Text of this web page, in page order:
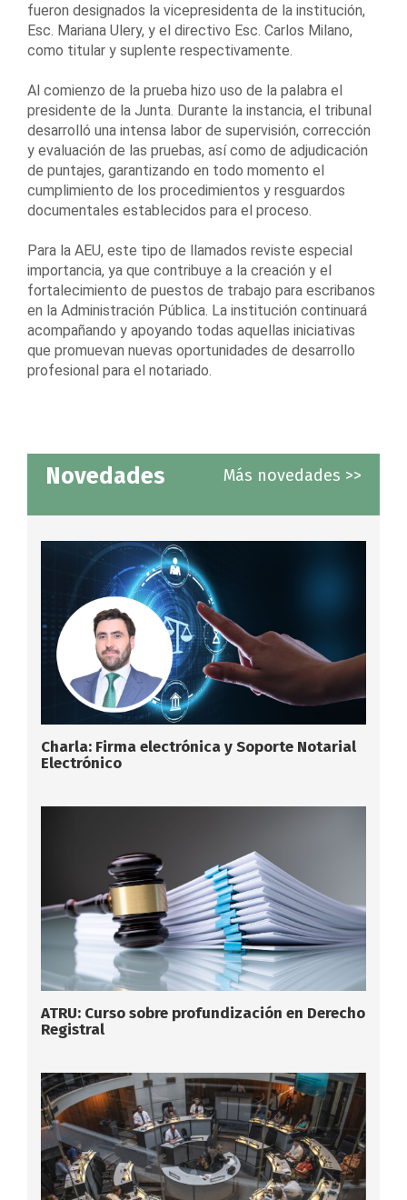
fueron designados la vicepresidenta de la institución,
Esc. Mariana Ulery, y el directivo Esc. Carlos Milano,
como titular y suplente respectivamente.
Al comienzo de la prueba hizo uso de la palabra el
presidente de la Junta. Durante la instancia, el tribunal
desarrolló una intensa labor de supervisión, corrección
y evaluación de las pruebas, así como de adjudicación
de puntajes, garantizando en todo momento el
cumplimiento de los procedimientos y resguardos
documentales establecidos para el proceso.
Para la AEU, este tipo de llamados reviste especial
importancia, ya que contribuye a la creación y el
fortalecimiento de puestos de trabajo para escribanos
en la Administración Pública. La institución continuará
acompañando y apoyando todas aquellas iniciativas
que promuevan nuevas oportunidades de desarrollo
profesional para el notariado.
Novedades Más novedades >>
Charla: Firma electrónica y Soporte Notarial
Electrónico
ATRU: Curso sobre profundización en Derecho
Registral